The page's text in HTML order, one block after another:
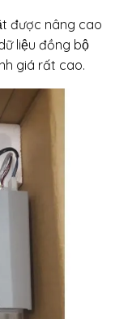
được nâng cao
liệu đồng bộ
giá rất cao.